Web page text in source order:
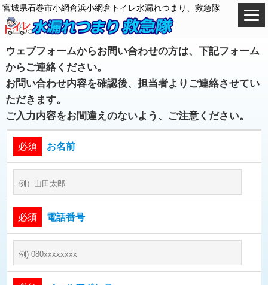
宮城県石巻市小網倉浜小網倉トイレ水漏れつまり、救急隊
ウェブフォームからお問い合わせの方は、下記フォーム
からご連絡ください。
お問い合わせ内容を確認後、担当者よりご連絡させてい
ただきます。
ご入力内容をお間違えのないよう、ご注意ください。
必須 お名前
必須 電話番号